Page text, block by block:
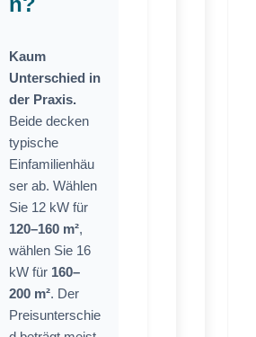
Kaum
Unterschied in
der Praxis.
Beide decken
typische
Einfamilienhäu
ser ab. Wählen
Sie 12 kW für
120–160 m²,
wählen Sie 16
kW für 160–
200 m². Der
Preisunterschie